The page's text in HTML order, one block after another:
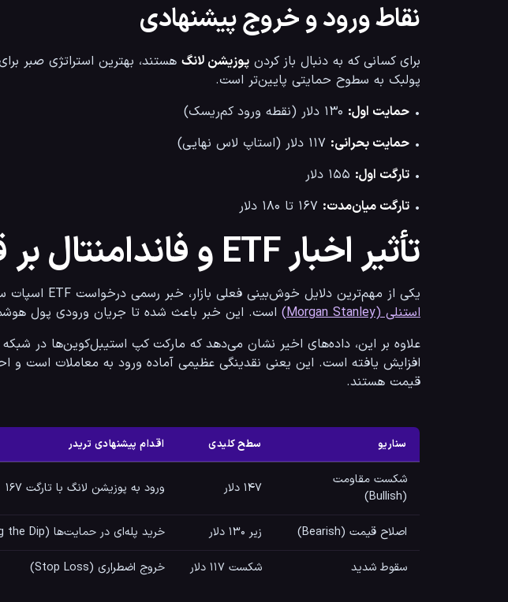
نقاط ورود و خروج پیشنهادی
برای کسانی که به دنبال باز کردن پوزیشن لانگ
پولبک به سطوح حمایتی پایین‌تر است.
• حمایت اول:
• حمایت بحرانی:
• تارگت اول:
• تارگت میان‌مدت:
تأثیر اخبار ETF و فاندامنتال بر قیمت
یکی از مهم‌ترین دلایل خوش‌بینی فعلی بازار، خبر رسمی درخواست ETF اسپات سولانا توسط غول بانکداری آمریکا،
استنلی (Morgan Stanley)
است. این خبر باعث شده تا جریان ورودی پول
افزایش یافته است. این یعنی نقدینگی عظیمی آماده ورود به معاملات است و
قیمت هستند.
سناریو سطح کلیدی اقدام پیشنهادی تریدر
شکست مقاومت
(Bullish)
۱۴۷ دلار ورود به پوزیشن لانگ با تارگت ۱۶۷
اصلاح قیمت (Bearish) زیر ۱۳۰ دلار خرید پله‌ای در حمایت‌ها (Buying the Dip)
سقوط شدید شکست ۱۱۷ دلار خروج اضطراری (Stop Loss)